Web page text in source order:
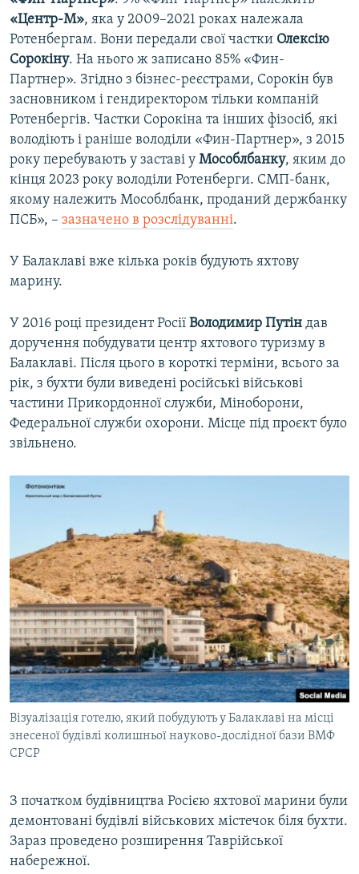
«Центр-М», яка у 2009–2021 роках належала
Ротенбергам. Вони передали свої частки Олексію
Сорокіну. На нього ж записано 85% «Фин-
Партнер». Згідно з бізнес-реєстрами, Сорокін був
засновником і гендиректором тільки компаній
Ротенбергів. Частки Сорокіна та інших фізосіб, які
володіють і раніше володіли «Фин-Партнер», з 2015
року перебувають у заставі у Мособлбанку, яким до
кінця 2023 року володіли Ротенберги. СМП-банк,
якому належить Мособлбанк, проданий держбанку
ПСБ», – зазначено в розслідуванні.
У Балаклаві вже кілька років будують яхтову
марину.
У 2016 році президент Росії Володимир Путін дав
доручення побудувати центр яхтового туризму в
Балаклаві. Після цього в короткі терміни, всього за
рік, з бухти були виведені російські військові
частини Прикордонної служби, Міноборони,
Федеральної служби охорони. Місце під проєкт було
звільнено.
Візуалізація готелю, який побудують у Балаклаві на місці
знесеної будівлі колишньої науково-дослідної бази ВМФ
СРСР
З початком будівництва Росією яхтової марини були
демонтовані будівлі військових містечок біля бухти.
Зараз проведено розширення Таврійської
набережної.